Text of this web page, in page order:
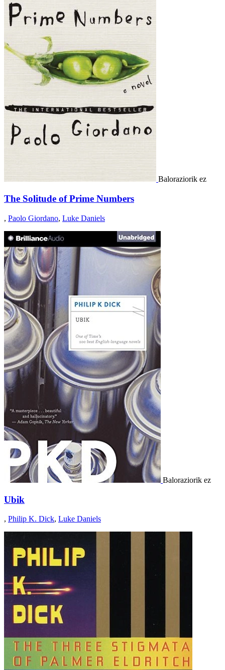
Baloraziorik ez
The Solitude of Prime Numbers
, Paolo Giordano, Luke Daniels
Baloraziorik ez
Ubik
, Philip K. Dick, Luke Daniels